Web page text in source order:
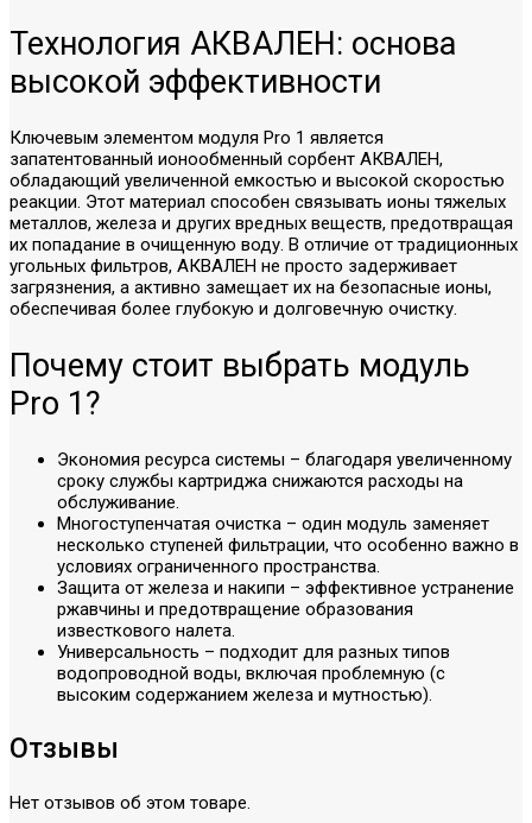
Технология АКВАЛЕН: основа
высокой эффективности
Ключевым элементом модуля Pro 1 является
запатентованный ионообменный сорбент АКВАЛЕН,
обладающий увеличенной емкостью и высокой скоростью
реакции. Этот материал способен связывать ионы тяжелых
металлов, железа и других вредных веществ, предотвращая
их попадание в очищенную воду. В отличие от традиционных
угольных фильтров, АКВАЛЕН не просто задерживает
загрязнения, а активно замещает их на безопасные ионы,
обеспечивая более глубокую и долговечную очистку.
Почему стоит выбрать модуль
Pro 1?
Экономия ресурса системы – благодаря увеличенному
сроку службы картриджа снижаются расходы на
обслуживание.
Многоступенчатая очистка – один модуль заменяет
несколько ступеней фильтрации, что особенно важно в
условиях ограниченного пространства.
Защита от железа и накипи – эффективное устранение
ржавчины и предотвращение образования
известкового налета.
Универсальность – подходит для разных типов
водопроводной воды, включая проблемную (с
высоким содержанием железа и мутностью).
Отзывы
Нет отзывов об этом товаре.